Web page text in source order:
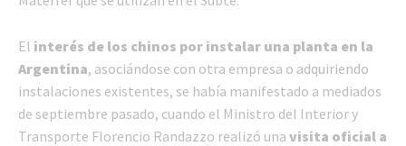
El interés de los chinos por instalar una planta en la
Argentina, asociándose con otra empresa o adquiriendo
instalaciones existentes, se había manifestado a mediados
de septiembre pasado, cuando el Ministro del Interior y
Transporte Florencio Randazzo realizó una visita oficial a